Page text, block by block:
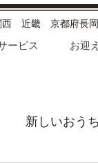
西 近畿 京都府長岡
ービス お迎
新しいおう